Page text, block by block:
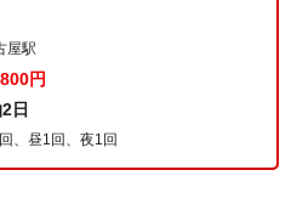
屋駅
円
日
、昼1回、夜1回